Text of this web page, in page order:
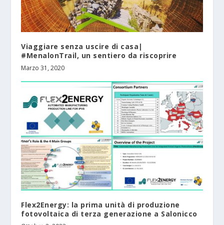
Viaggiare senza uscire di casa|
#MenalonTrail, un sentiero da riscoprire
Marzo 31, 2020
Flex2Energy: la prima unità di produzione
fotovoltaica di terza generazione a Salonicco